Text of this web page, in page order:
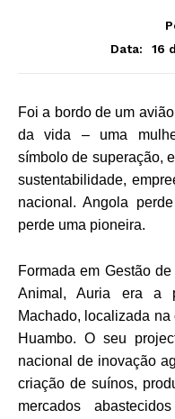
Data:
16
Foi a bordo de um
da vida – uma
símbolo de superação,
sustentabilidade,
nacional. Angola
perde uma pioneira.
Formada em Gestão
Animal, Auria era a
Machado, localizada
Huambo. O seu
nacional de inovação
criação de suínos,
mercados